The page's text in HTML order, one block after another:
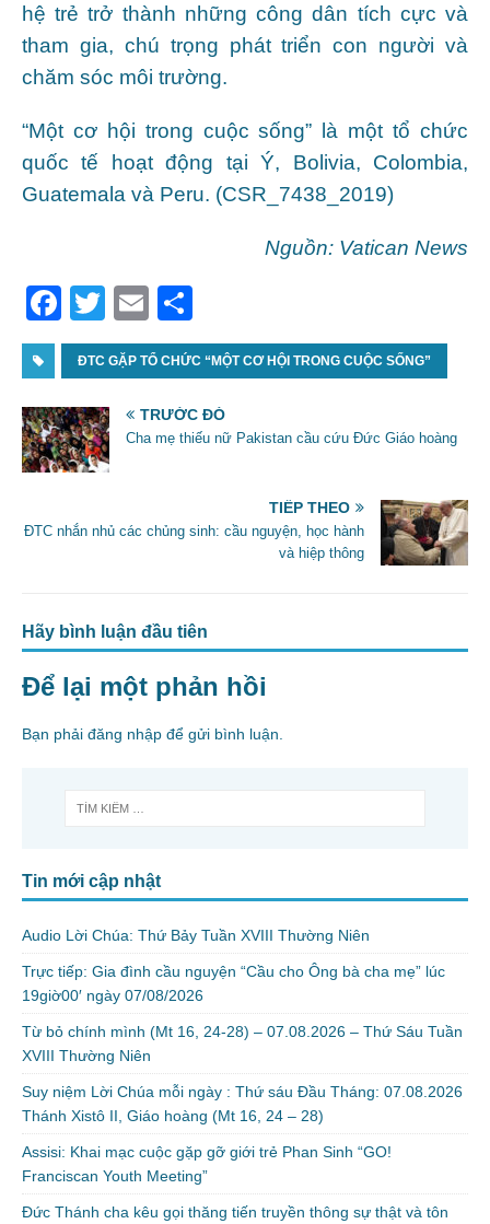
hệ trẻ trở thành những công dân tích cực và
tham gia, chú trọng phát triển con người và
chăm sóc môi trường.
“Một cơ hội trong cuộc sống” là một tổ chức
quốc tế hoạt động tại Ý, Bolivia, Colombia,
Guatemala và Peru. (CSR_7438_2019)
Nguồn: Vatican News
F
a
c
e
b
o
o
k
T
w
itt
er
E
m
ai
l
h
ar
e
ĐTC GẶP TỔ CHỨC “MỘT CƠ HỘI TRONG CUỘC SỐNG”
TRƯỚC ĐÓ
Cha mẹ thiếu nữ Pakistan cầu cứu Đức Giáo hoàng
TIẾP THEO
ĐTC nhắn nhủ các chủng sinh: cầu nguyện, học hành
và hiệp thông
Hãy bình luận đầu tiên
Để lại một phản hồi
Bạn phải đăng nhập để gửi bình luận.
Tin mới cập nhật
Audio Lời Chúa: Thứ Bảy Tuần XVIII Thường Niên
Trực tiếp: Gia đình cầu nguyện “Cầu cho Ông bà cha mẹ” lúc
19giờ00′ ngày 07/08/2026
Từ bỏ chính mình (Mt 16, 24-28) – 07.08.2026 – Thứ Sáu Tuần
XVIII Thường Niên
Suy niệm Lời Chúa mỗi ngày : Thứ sáu Đầu Tháng: 07.08.2026
Thánh Xistô II, Giáo hoàng (Mt 16, 24 – 28)
Assisi: Khai mạc cuộc gặp gỡ giới trẻ Phan Sinh “GO!
Franciscan Youth Meeting”
Đức Thánh cha kêu gọi thăng tiến truyền thông sự thật và tôn